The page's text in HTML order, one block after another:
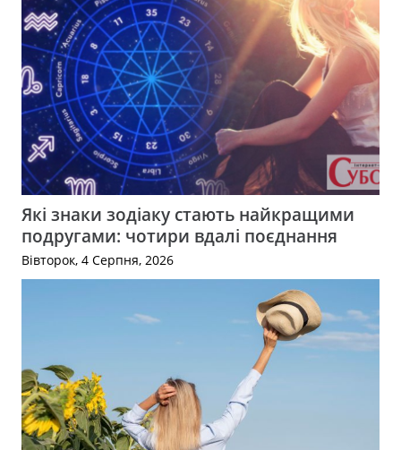
Які знаки зодіаку стають найкращими
подругами: чотири вдалі поєднання
Вівторок, 4 Серпня, 2026